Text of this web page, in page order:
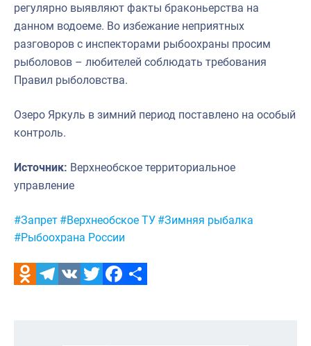
регулярно выявляют факты браконьерства на
данном водоеме. Во избежание неприятных
разговоров с инспекторами рыбоохраны просим
рыболовов – любителей соблюдать требования
Правил рыболовства.
Озеро Яркуль в зимний период поставлено на особый
контроль.
Источник: Верхнеобское территориальное
управление
Метки:
#Запрет #Верхнеобское ТУ #Зимняя рыбалка
#Рыбоохрана России